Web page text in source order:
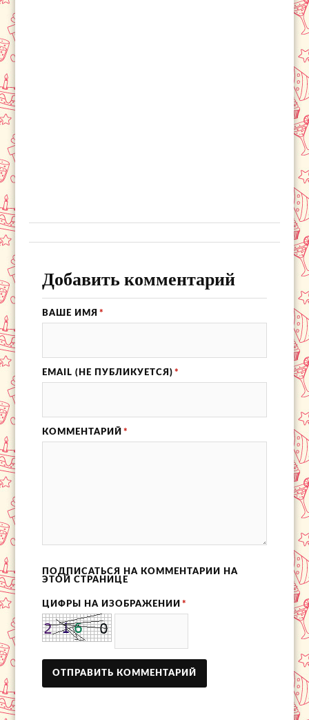
Добавить комментарий
ВАШЕ ИМЯ *
EMAIL (НЕ ПУБЛИКУЕТСЯ) *
КОММЕНТАРИЙ *
ПОДПИСАТЬСЯ НА КОММЕНТАРИИ НА
ЭТОЙ СТРАНИЦЕ
ЦИФРЫ НА ИЗОБРАЖЕНИИ *